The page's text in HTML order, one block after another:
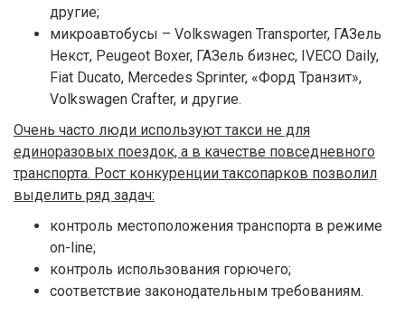
другие;
микроавтобусы – Volkswagen Transporter, ГАЗель
Некст, Peugeot Boxer, ГАЗель бизнес, IVECO Daily,
Fiat Ducato, Mercedes Sprinter, «Форд Транзит»,
Volkswagen Crafter, и другие.
Очень часто люди используют такси не для
единоразовых поездок, а в качестве повседневного
транспорта. Рост конкуренции таксопарков позволил
выделить ряд задач:
контроль местоположения транспорта в режиме
on-line;
контроль использования горючего;
соответствие законодательным требованиям.